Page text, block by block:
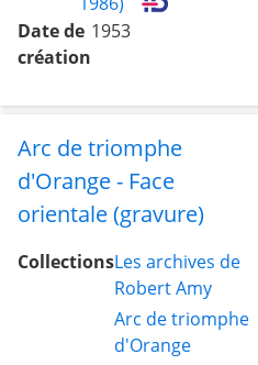
Date de
création
1953
Arc de triomphe
d'Orange - Face
orientale (gravure)
CollectionsLes archives de
Robert Amy
Arc de triomphe
d'Orange